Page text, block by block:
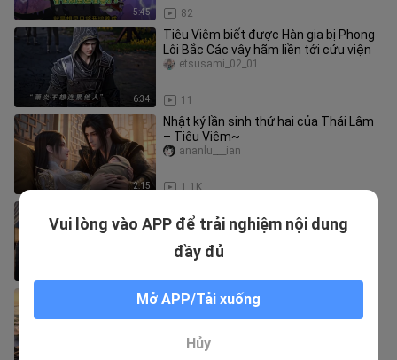
5:45 82
6:34
Tiêu Viêm biết được Hàn gia bị Phong
Lôi Bắc Các vây hãm liền tới cứu viện
11
etsusami_02_01
2:15
Nhật ký lần sinh thứ hai của Thái Lâm
– Tiêu Viêm~
1.1K
ananlu___ian
ra~ (2)
[Hướng dẫn chữa bệnh] "Chúng tôi đã
quen với việc nhìn thấy Rashomon
Vui lòng vào APP để trải nghiệm nội dung
đầy đủ
Mở APP/Tải xuống
Hủy